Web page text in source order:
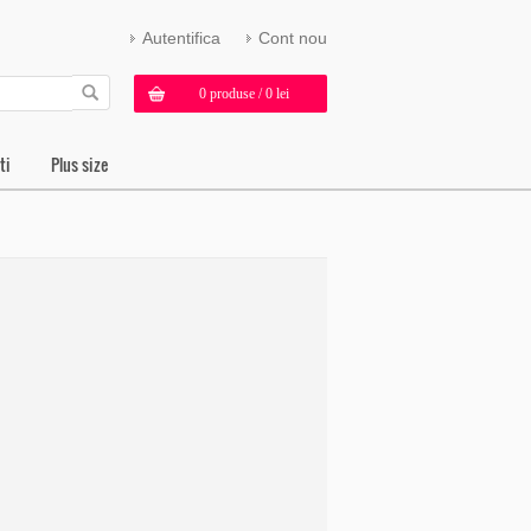
Autentifica Cont nou
0 produse / 0 lei
Plus size